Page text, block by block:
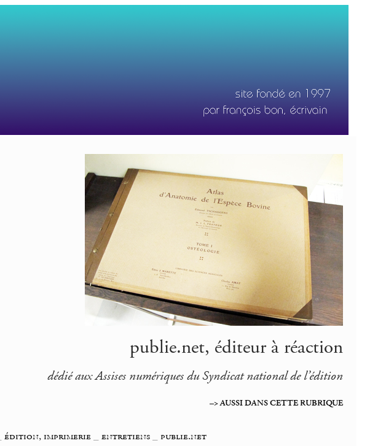
publie.net, éditeur à réaction
dédié aux Assises numériques du Syndicat national de l’édition
–> AUSSI DANS CETTE RUBRIQUE
_édition, imprimerie _entretiens _publie.net